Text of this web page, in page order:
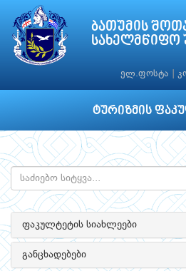
ბათუმის
სახელმწიფო
ელ.ფოსტა
ტურიზმის
ფაკულტეტის სიახლეები
განცხადებები